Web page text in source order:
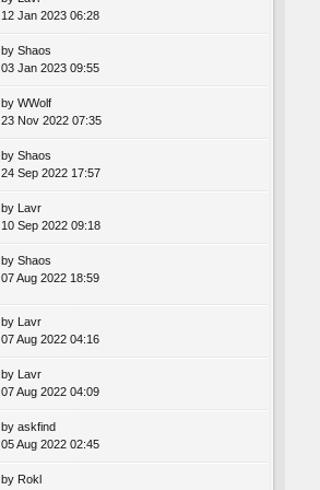
12 Jan 2023 06:28
by Shaos
03 Jan 2023 09:55
by WWolf
23 Nov 2022 07:35
by Shaos
24 Sep 2022 17:57
by
Lavr
10 Sep 2022 09:18
by Shaos
07 Aug 2022 18:59
by
Lavr
07 Aug 2022 04:16
by
Lavr
07 Aug 2022 04:09
by askfind
05 Aug 2022 02:45
by Rokl